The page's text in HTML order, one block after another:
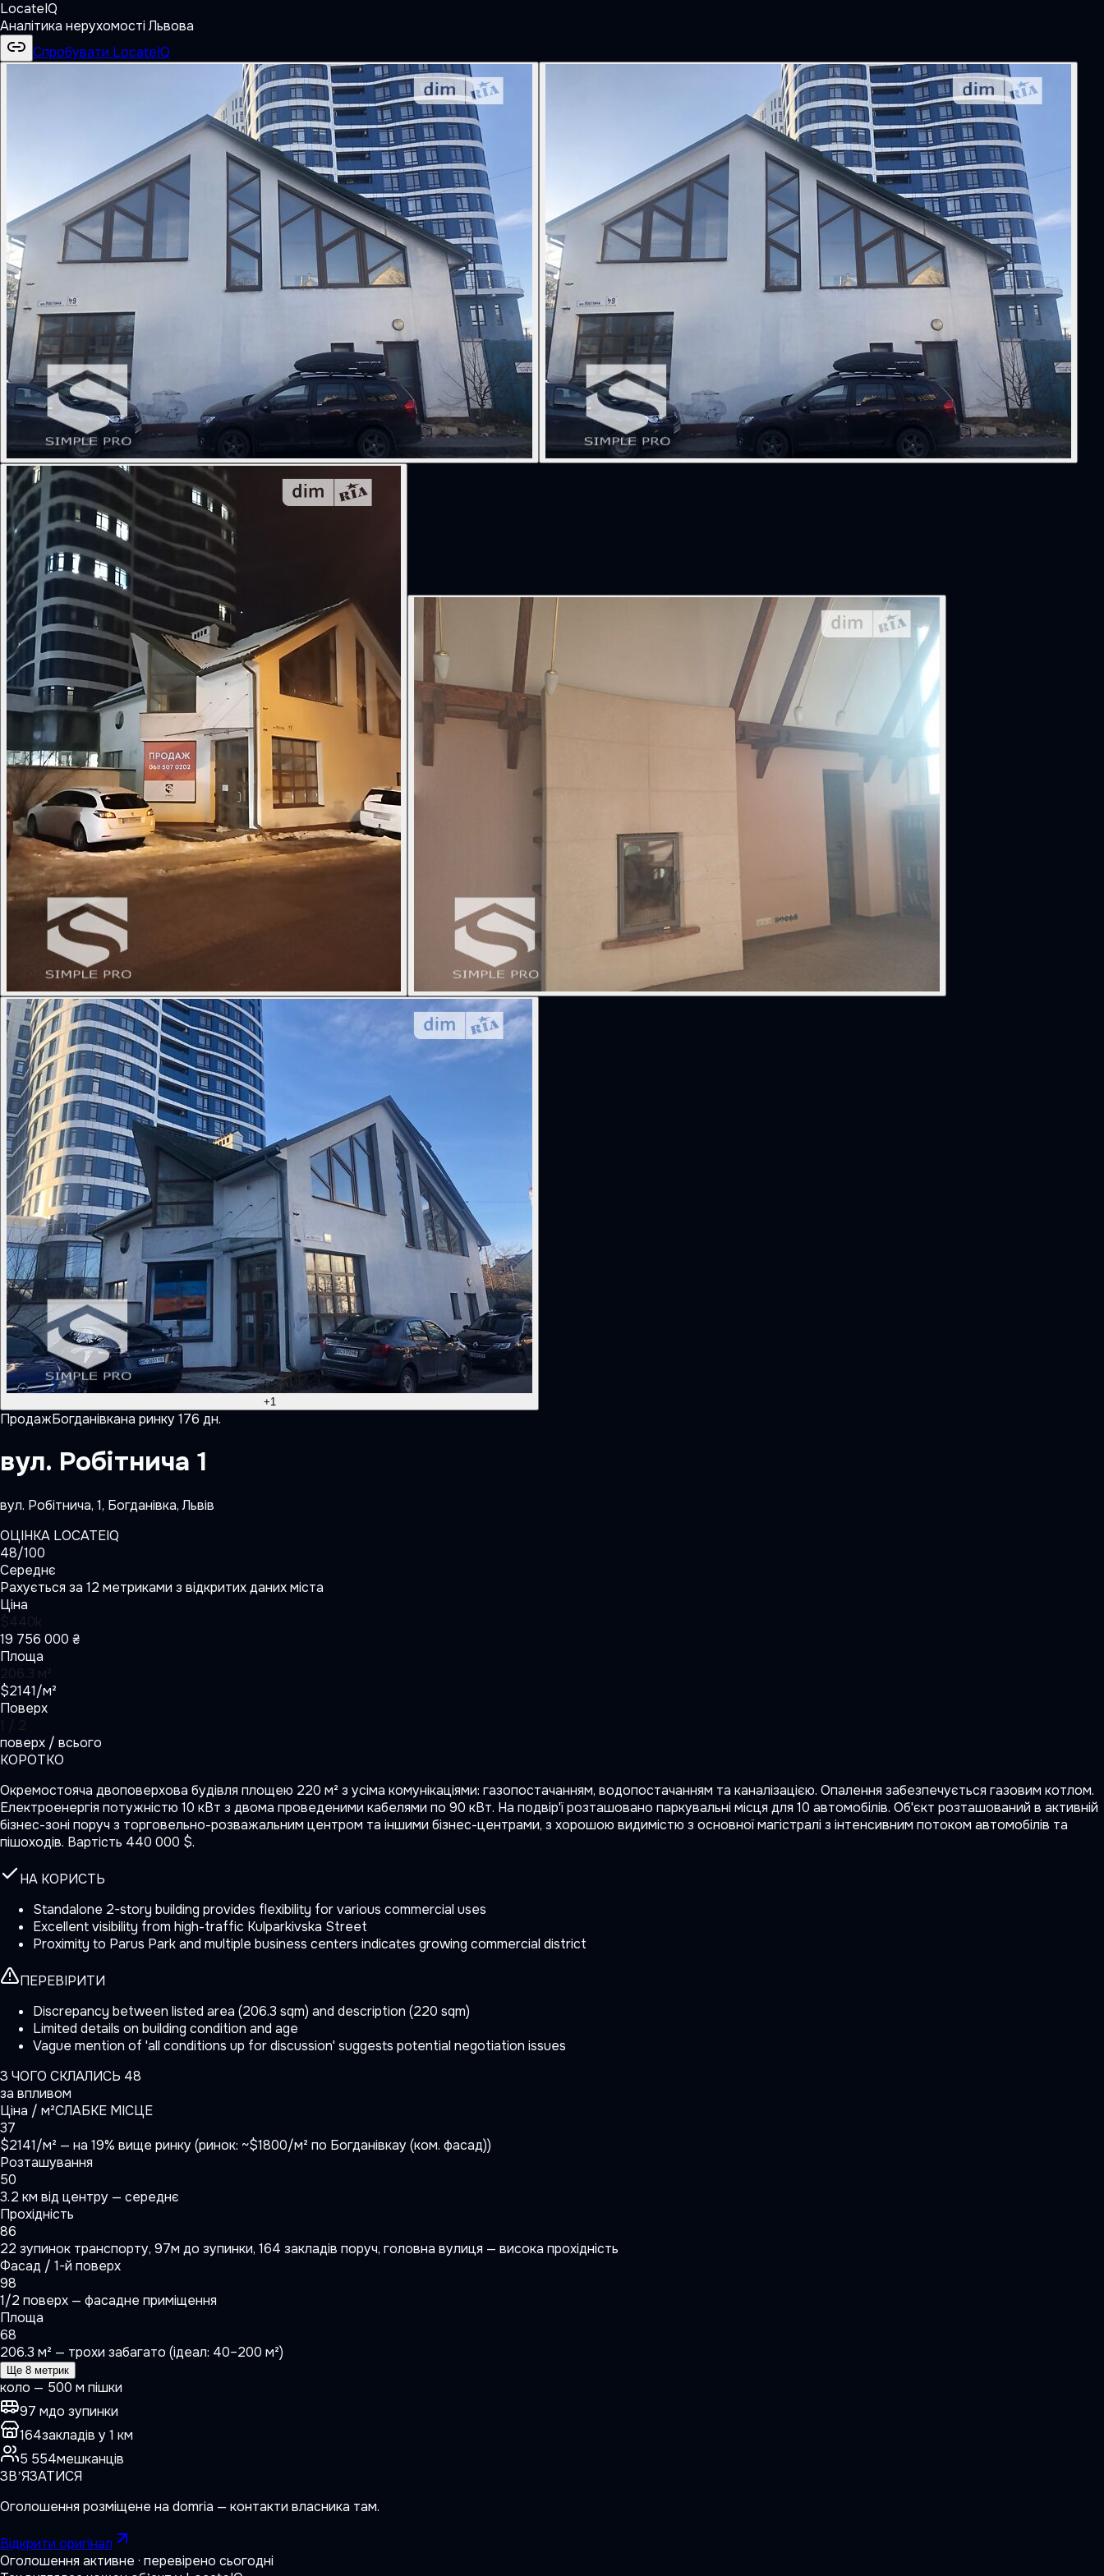
LocateIQ
Аналітика нерухомості Львова
Спробувати LocateIQ
+1
ПродажБогданівкана ринку 176 дн.
вул. Робітнича 1
вул. Робітнича, 1, Богданівка, Львів
ОЦІНКА LOCATEIQ
48/100
Середнє
Рахується за 12 метриками з відкритих даних міста
Ціна
$440k
19 756 000 ₴
Площа
206.3 м²
$2141/м²
Поверх
1 / 2
поверх / всього
КОРОТКО
Окремостояча двоповерхова будівля площею 220 м² з усіма комунікаціями: газопостачанням, водопостачанням та каналізацією. Опалення забезпечується газовим котлом.
Електроенергія потужністю 10 кВт з двома проведеними кабелями по 90 кВт. На подвір'ї розташовано паркувальні місця для 10 автомобілів. Об'єкт розташований в активній
бізнес-зоні поруч з торговельно-розважальним центром та іншими бізнес-центрами, з хорошою видимістю з основної магістралі з інтенсивним потоком автомобілів та
пішоходів. Вартість 440 000 $.
НА КОРИСТЬ
Standalone 2-story building provides flexibility for various commercial uses
Excellent visibility from high-traffic Kulparkivska Street
Proximity to Parus Park and multiple business centers indicates growing commercial district
ПЕРЕВІРИТИ
Discrepancy between listed area (206.3 sqm) and description (220 sqm)
Limited details on building condition and age
Vague mention of 'all conditions up for discussion' suggests potential negotiation issues
З ЧОГО СКЛАЛИСЬ 48
за впливом
Ціна / м²СЛАБКЕ МІСЦЕ
37
$2141/м² — на 19% вище ринку (ринок: ~$1800/м² по Богданівкау (ком. фасад))
Розташування
50
3.2 км від центру — середнє
Прохідність
86
22 зупинок транспорту, 97м до зупинки, 164 закладів поруч, головна вулиця — висока прохідність
Фасад / 1-й поверх
98
1/2 поверх — фасадне приміщення
Площа
68
206.3 м² — трохи забагато (ідеал: 40–200 м²)
Ще 8 метрик
коло — 500 м пішки
97 мдо зупинки
164закладів у 1 км
5 554мешканців
ЗВʼЯЗАТИСЯ
Оголошення розміщене на domria — контакти власника там.
Відкрити оригінал
Оголошення активне · перевірено сьогодні